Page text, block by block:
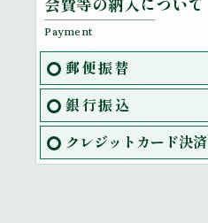
Payment
郵便振替
銀行振込
クレジットカード決済